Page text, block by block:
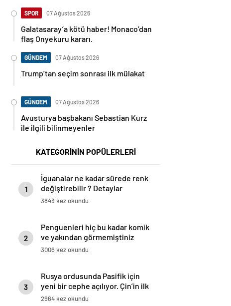
SPOR 07 Ağustos 2026
Galatasaray’a kötü haber! Monaco’dan
flaş Onyekuru kararı.
GÜNDEM 07 Ağustos 2026
Trump’tan seçim sonrası ilk mülakat
GÜNDEM 07 Ağustos 2026
Avusturya başbakanı Sebastian Kurz
ile ilgili bilinmeyenler
KATEGORİNİN POPÜLERLERİ
1
İguanalar ne kadar sürede renk
değiştirebilir ? Detaylar
burada…
3843 kez okundu
2
Penguenleri hiç bu kadar komik
ve yakından görmemiştiniz
3006 kez okundu
3
Rusya ordusunda Pasifik için
yeni bir cephe açılıyor. Çin’in ilk
tepkisi!
2964 kez okundu